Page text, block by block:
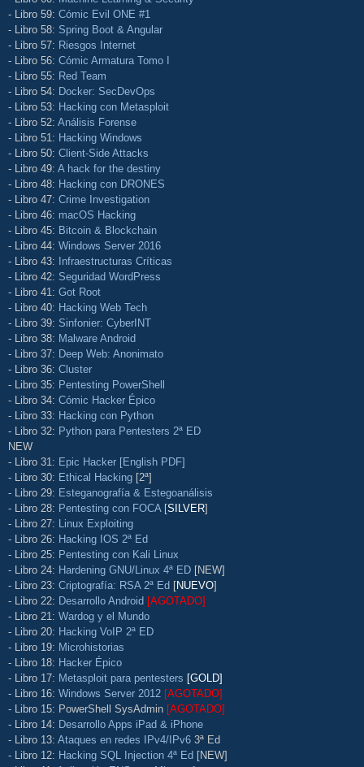
- Libro 59: Cómic Evil ONE #1
- Libro 58: Spring Boot & Angular
- Libro 57: Riesgos Internet
- Libro 56: Cómic Armatura Tomo I
- Libro 55: Red Team
- Libro 54: Docker: SecDevOps
- Libro 53: Hacking con Metasploit
- Libro 52: Análisis Forense
- Libro 51: Hacking Windows
- Libro 50: Client-Side Attacks
- Libro 49: A hack for the destiny
- Libro 48: Hacking con DRONES
- Libro 47: Crime Investigation
- Libro 46: macOS Hacking
- Libro 45: Bitcoin & Blockchain
- Libro 44: Windows Server 2016
- Libro 43: Infraestructuras Críticas
- Libro 42: Seguridad WordPress
- Libro 41: Got Root
- Libro 40: Hacking Web Tech
- Libro 39: Sinfonier: CyberINT
- Libro 38: Malware Android
- Libro 37: Deep Web: Anonimato
- Libro 36: Cluster
- Libro 35: Pentesting PowerShell
- Libro 34: Cómic Hacker Épico
- Libro 33: Hacking con Python
- Libro 32: Python para Pentesters 2ª ED
NEW
- Libro 31: Epic Hacker [English PDF]
- Libro 30: Ethical Hacking [2ª]
- Libro 29: Esteganografía & Estegoanálisis
- Libro 28: Pentesting con FOCA [SILVER]
- Libro 27: Linux Exploiting
- Libro 26: Hacking IOS 2ª Ed
- Libro 25: Pentesting con Kali Linux
- Libro 24: Hardening GNU/Linux 4ª ED [NEW]
- Libro 23: Criptografía: RSA 2ª Ed [NUEVO]
- Libro 22: Desarrollo Android [AGOTADO]
- Libro 21: Wardog y el Mundo
- Libro 20: Hacking VoIP 2ª ED
- Libro 19: Microhistorias
- Libro 18: Hacker Épico
- Libro 17: Metasploit para pentesters [GOLD]
- Libro 16: Windows Server 2012 [AGOTADO]
- Libro 15: PowerShell SysAdmin [AGOTADO]
- Libro 14: Desarrollo Apps iPad & iPhone
- Libro 13: Ataques en redes IPv4/IPv6 3ª Ed
- Libro 12: Hacking SQL Injection 4ª Ed [NEW]